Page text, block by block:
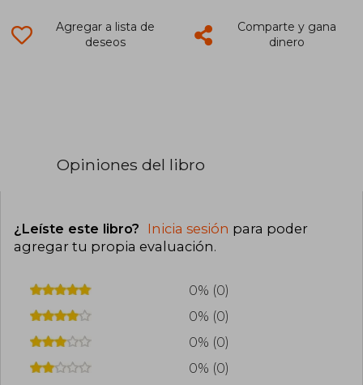
Agregar a lista de
deseos
Comparte y gana
dinero
Opiniones del libro
¿Leíste este libro? Inicia sesión para poder
agregar tu propia evaluación.
0% (0)
0% (0)
0% (0)
0% (0)